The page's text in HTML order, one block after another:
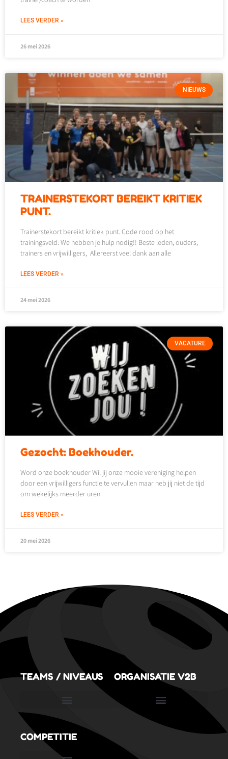
LEES VERDER »
26 mei 2026
NIEUWS
TRAINERSTEKORT BEREIKT KRITIEK
PUNT.
Trainerstekort bereikt kritiek punt. Code rood op het
trainingsveld: We hebben je hulp nodig!! Beste leden, ouders,
trainers en vrijwilligers, Allereerst veel dank aan alle
LEES VERDER »
24 mei 2026
VACATURE
Gezocht: Boekhouder.
Word onze boekhouder Wil jij onze mooie vereniging helpen
door een vrijwilligers functie te vervullen maar heb jij niet de tijd
om wekelijks meerder uren
LEES VERDER »
20 mei 2026
TEAMS / NIVEAUS ORGANISATIE V2B
COMPETITIE